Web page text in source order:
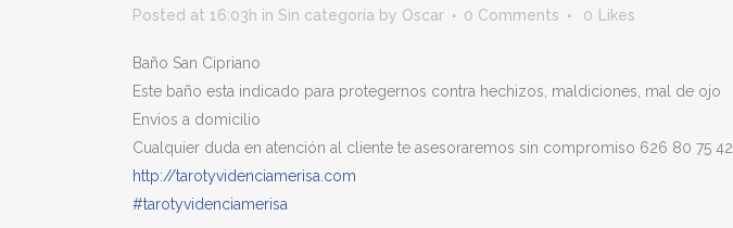
Posted at 16:03h in Sin categoría by Oscar 0 Comments 0 Likes
Baño San Cipriano
Este baño esta indicado para protegernos contra hechizos, maldiciones, mal de ojo
Envios a domicilio
Cualquier duda en atención al cliente te asesoraremos sin compromiso 626 80 75 42
http://tarotyvidenciamerisa.com
#tarotyvidenciamerisa